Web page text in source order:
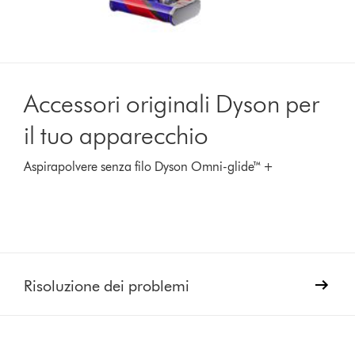
Accessori originali Dyson per
il tuo apparecchio
Aspirapolvere senza filo Dyson Omni-glide™ +
Risoluzione dei problemi